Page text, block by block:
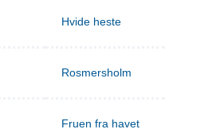
Hvide heste
Rosmersholm
Fruen fra havet